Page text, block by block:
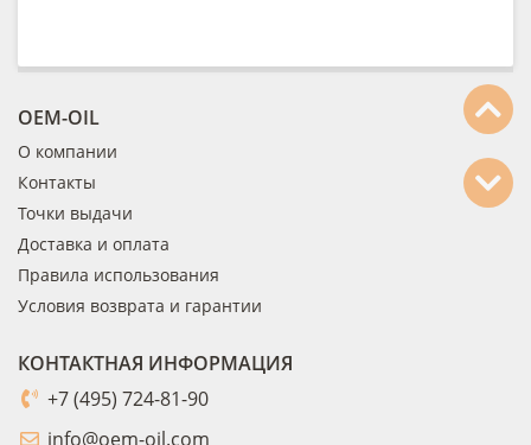
OEM-OIL
О компании
Контакты
Точки выдачи
Доставка и оплата
Правила использования
Условия возврата и гарантии
КОНТАКТНАЯ ИНФОРМАЦИЯ
+7 (495) 724-81-90
info@oem-oil.com